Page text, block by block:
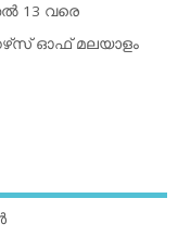
13 വരെ
ഓഫ് മലയാളം